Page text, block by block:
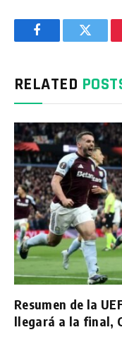
FacebookTwitter
RELATED
Resumen de la
llegará a la final,